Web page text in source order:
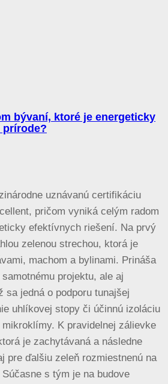
bývaní, ktoré je energeticky
prírode?
uznávanú certifikáciu
pričom vyniká celým radom
efektívnych riešení. Na prvý
zelenou strechou, ktorá je
machom a bylinami. Prináša
projektu, ale aj
sa jedná o podporu tunajšej
uhlíkovej stopy či účinnú izoláciu
K pravidelnej zálievke
je zachytávaná a následne
pre ďalšiu zeleň rozmiestnenú na
s tým je na budove